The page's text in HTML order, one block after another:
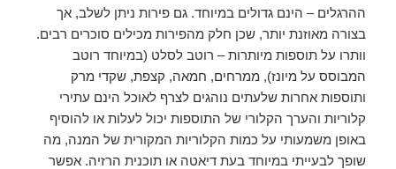
ההרגלים – הינם גדולים במיוחד. גם פירות ניתן לשלב, אך
בצורה מאוזנת יותר, שכן חלק מהפירות מכילים סוכרים רבים.
וותרו על תוספות מיותרות – רוטב לסלט (במיוחד רוטב
המבוסס על מיונז), ממרחים, חמאה, קצפת, שקדי מרק
ותוספות אחרות שלעתים נוהגים לצרף לאוכל הינם עתירי
קלוריות והערך הקלורי של התוספות יכול לעלות או להוסיף
באופן משמעותי על כמות הקלוריות המקורית של המנה, מה
שופך לבעייתי במיוחד בעת דיאטה או תוכנית הרזיה. אפשר